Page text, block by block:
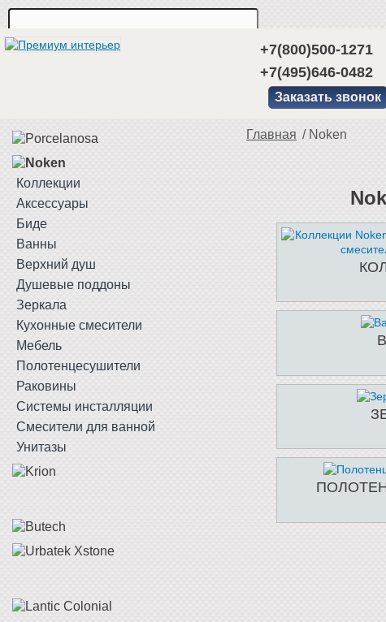
+7(800)500-1271
+7(495)646-0482
Заказать звонок
Коллекции
Аксессуары
Биде
Ванны
Верхний душ
Душевые поддоны
Зеркала
Кухонные смесители
Мебель
Полотенцесушители
Раковины
Системы инсталляции
Смесители для ванной
Унитазы
Главная / Noken